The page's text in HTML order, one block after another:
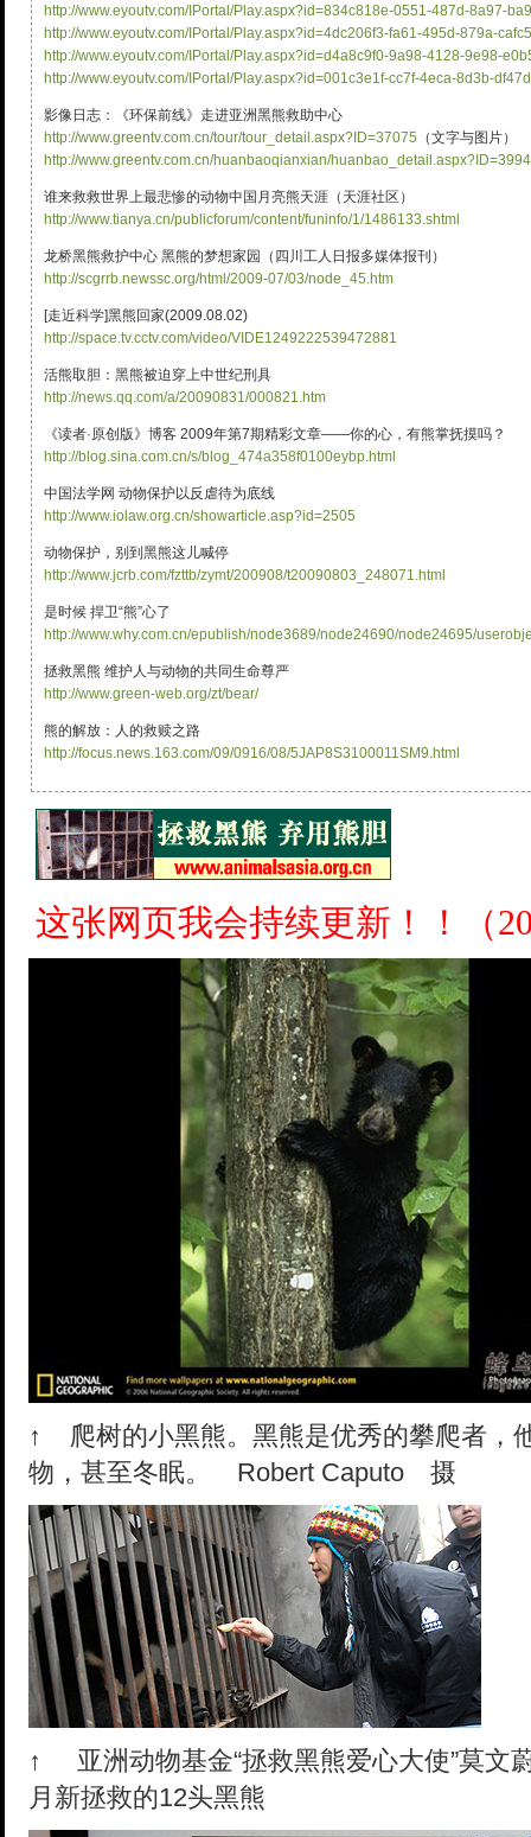
http://www.eyoutv.com/IPortal/Play.aspx?id=834c818e-0551-487d-8a97-
http://www.eyoutv.com/IPortal/Play.aspx?id=4dc206f3-fa61-495d-879a-
http://www.eyoutv.com/IPortal/Play.aspx?id=d4a8c9f0-9a98-4128-9e98-
http://www.eyoutv.com/IPortal/Play.aspx?id=001c3e1f-cc7f-4eca-8d3b-
影像日志：《环保前线》走进亚洲黑熊救助中心
http://www.greentv.com.cn/tour/tour_detail.aspx?ID=37075 （文字与图片）
http://www.greentv.com.cn/huanbaoqianxian/
谁来救救世界上最悲惨的动物中国月亮熊天涯（天涯社区）
http://www.tianya.cn/publicforum/content/funinfo/1/1486133.shtml
龙桥黑熊救护中心 黑熊的梦想家园（四川 工人日报多媒体报刊 ）
http://scgrrb.newssc.org/html/2009-07/03/node_45.htm
[走近科学]黑熊回家(2009.08.02)
http://space.tv.cctv.com/video/VIDE1249222539472881
活熊取胆：黑熊被迫穿上中世纪刑具
http://news.qq.com/a/20090831/000821.htm
《读者·原创版》博客 2009年第7期精彩文章——你的心，有熊掌抚摸吗？
http://blog.sina.com.cn/s/blog_474a358f0100eybp.html
中国法学网 动物保护以反虐待为底线
http://www.iolaw.org.cn/showarticle.asp?id=2505
动物保护，别到黑熊这儿喊停
http://www.jcrb.com/fzttb/zymt/200908/t20090803_248071.html
是时候 捍卫“熊”心了
http://www.why.com.cn/epublish/node3689/node24690/node24695/
拯救黑熊 维护人与动物的共同生命尊严
http://www.green-web.org/zt/bear/
熊的解放：人的救赎之路
http://focus.news.163.com/09/0916/08/5JAP8S3100011SM9.html
这张网页我会持续更新！！（
↑
爬树的小黑熊。黑熊是优秀的攀爬者，
物，甚至冬眠。 Robert Caputo 摄
↑
亚洲动物基金“拯救黑熊爱心大使”莫文
月新拯救的12头黑熊